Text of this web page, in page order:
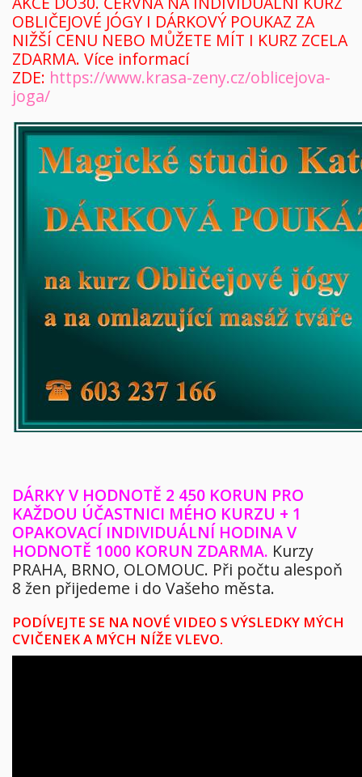
OBLIČEJOVÉ JÓGY I DÁRKOVÝ POUKAZ ZA
NIŽŠÍ CENU NEBO MŮŽETE MÍT I KURZ ZCELA
ZDARMA. Více informací
ZDE: https://www.krasa-zeny.cz/oblicejova-
joga/
DÁRKY V HODNOTĚ 2 450 KORUN PRO
KAŽDOU ÚČASTNICI MÉHO KURZU + 1
OPAKOVACÍ INDIVIDUÁLNÍ HODINA V
HODNOTĚ 1000 KORUN ZDARMA. Kurzy
PRAHA, BRNO, OLOMOUC. Při počtu alespoň
8 žen přijedeme i do Vašeho města.
PODÍVEJTE SE NA NOVÉ VIDEO S VÝSLEDKY MÝCH
CVIČENEK A MÝCH NÍŽE VLEVO.